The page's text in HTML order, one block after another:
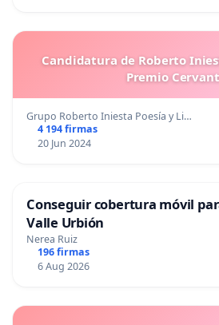
Candidatura de Roberto
Premio
Grupo Roberto Iniesta Poesía y Li…
4 194 firmas
20 Jun 2024
Conseguir cobertura móvil
Valle Urbión
Nerea Ruiz
196 firmas
6 Aug 2026